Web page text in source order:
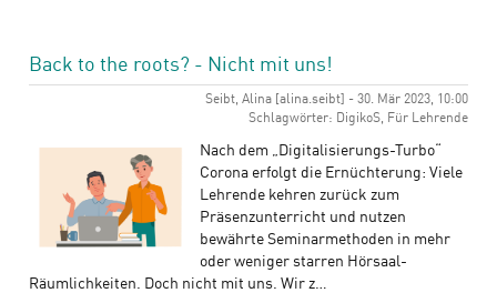
Back to the roots? - Nicht mit uns!
Seibt, Alina [alina.seibt] - 30. Mär 2023, 10:00
Schlagwörter: DigikoS, Für Lehrende
Nach dem „Digitalisierungs-Turbo“
Corona erfolgt die Ernüchterung: Viele
Lehrende kehren zurück zum
Präsenzunterricht und nutzen
bewährte Seminarmethoden in mehr
oder weniger starren Hörsaal-
Räumlichkeiten. Doch nicht mit uns. Wir z…